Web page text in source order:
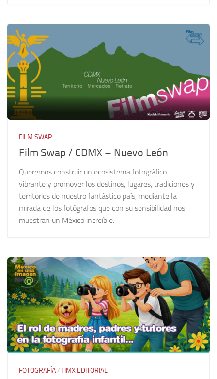
FILM SWAP
Film Swap / CDMX – Nuevo León
Queremos construir un ecosistema fotográfico
vibrante y promover los destinos, lugares, tradiciones y
territorios de nuestro fantástico país, mediante la
mirada de los fotógrafos que con su sensibilidad nos
muestran un México increíble.
FOTOGRAFÍA/ HMX EDITORIAL